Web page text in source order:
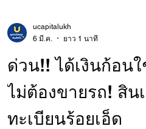
ด่วน!! ได้เงินก้อน
ไม่ต้องขายรถ! สิน
ทะเบียนร้อยเอ็ด
ucapitalukh
6 มี.ค.
ยาว 1 นาที